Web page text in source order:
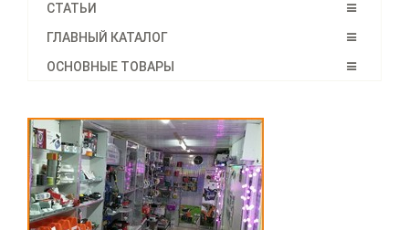
СТАТЬИ
ГЛАВНЫЙ КАТАЛОГ
ОСНОВНЫЕ ТОВАРЫ